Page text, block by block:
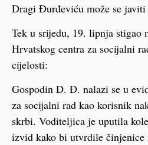
Dragi Đurđeviću može se
Tek u srijedu, 19. lipnja stigao
Hrvatskog centra za socijalni
cijelosti:
Gospodin D. Đ. nalazi se u
za socijalni rad kao korisnik
skrbi. Voditeljica je uputila
izvid kako bi utvrdile činjenice